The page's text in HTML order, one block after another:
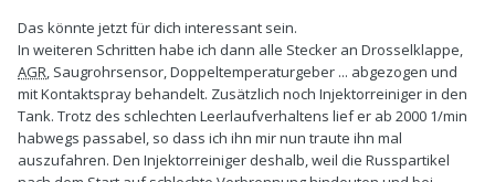
Das könnte jetzt für dich interessant sein.
In weiteren Schritten habe ich dann alle Stecker an Drosselklappe,
AGR, Saugrohrsensor, Doppeltemperaturgeber ... abgezogen und
mit Kontaktspray behandelt. Zusätzlich noch Injektorreiniger in den
Tank. Trotz des schlechten Leerlaufverhaltens lief er ab 2000 1/min
habwegs passabel, so dass ich ihn mir nun traute ihn mal
auszufahren. Den Injektorreiniger deshalb, weil die Russpartikel